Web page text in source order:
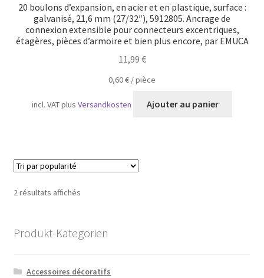
20 boulons d’expansion, en acier et en plastique, surface :
galvanisé, 21,6 mm (27/32″), 5912805. Ancrage de
connexion extensible pour connecteurs excentriques,
étagères, pièces d’armoire et bien plus encore, par EMUCA
11,99 €
0,60€ /pièce
incl. VATplusVersandkosten Ajouter au panier
2 résultats affichésTrié
Produkt-Kategorien
Accessoires décoratifs